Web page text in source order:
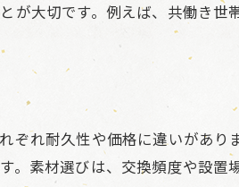
の選定方法
方の秘訣
久性チェック
る
目安と注意点
ス比較ポイント
大切です。例えば、共働き世
れ耐久性や価格に違いがあり
素材選びは、交換頻度や設置